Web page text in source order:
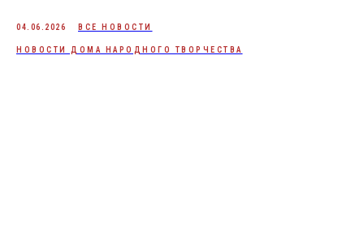
04.06.2026 ВСЕ НОВОСТИ
НОВОСТИ ДОМА НАРОДНОГО ТВОРЧЕСТВА